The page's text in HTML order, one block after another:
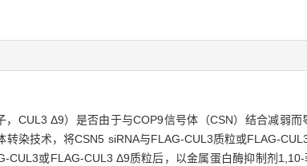
CUL3 Δ9）是否由于与COP9信号体（CSN）结合减弱而
染技术，将CSN5 siRNA与FLAG-CUL3质粒或FLAG-
或FLAG-CUL3 Δ9质粒后，以金属蛋白酶抑制剂